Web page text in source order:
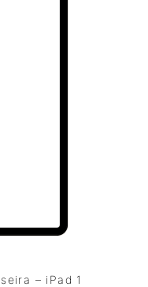
– iPad 1